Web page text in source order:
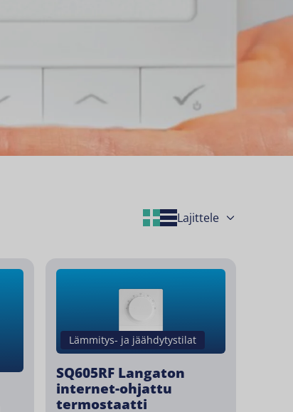
Grid Layout
List Layout
Lämmitys- ja jäähdytystilat
SQ605RF Langaton
internet-ohjattu
termostaatti